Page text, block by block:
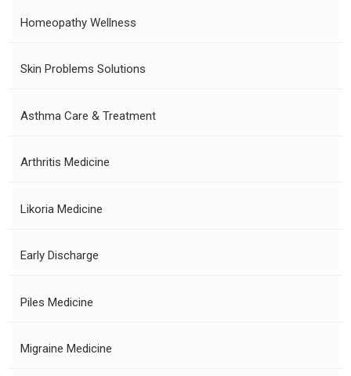
Homeopathy Wellness
Skin Problems Solutions
Asthma Care & Treatment
Arthritis Medicine
Likoria Medicine
Early Discharge
Piles Medicine
Migraine Medicine